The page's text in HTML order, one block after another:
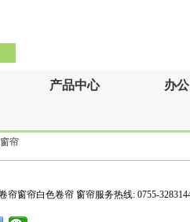
产品中心 办
帘
窗帘白色卷帘 窗帘服务热线: 0755-